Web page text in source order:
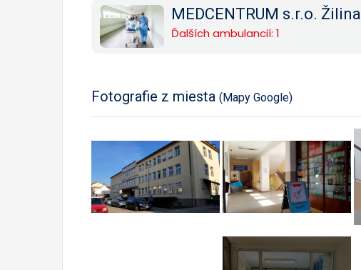
MEDCENTRUM s.r.o. Žilina
Ďalších ambulancií: 1
Fotografie z miesta (Mapy Google)